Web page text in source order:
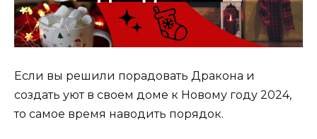
Если вы решили порадовать Дракона и
создать уют в своем доме к Новому году 2024,
то самое время наводить порядок.